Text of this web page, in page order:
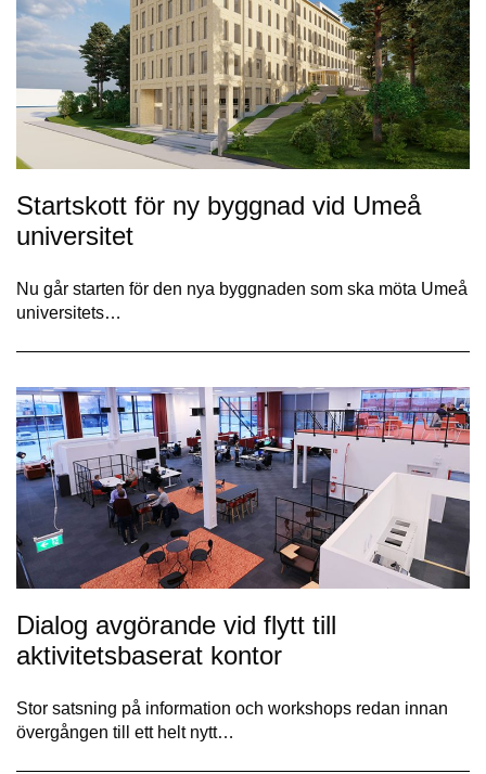
Startskott för ny byggnad vid Umeå
universitet
Nu går starten för den nya byggnaden som ska möta Umeå
universitets…
Dialog avgörande vid flytt till
aktivitetsbaserat kontor
Stor satsning på information och workshops redan innan
övergången till ett helt nytt…